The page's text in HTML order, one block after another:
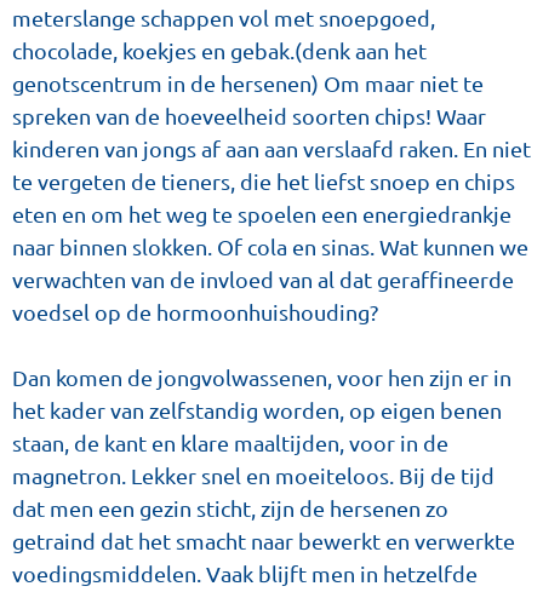
meterslange schappen vol met snoepgoed,
chocolade, koekjes en gebak.(denk aan het
genotscentrum in de hersenen) Om maar niet te
spreken van de hoeveelheid soorten chips! Waar
kinderen van jongs af aan aan verslaafd raken. En niet
te vergeten de tieners, die het liefst snoep en chips
eten en om het weg te spoelen een energiedrankje
naar binnen slokken. Of cola en sinas. Wat kunnen we
verwachten van de invloed van al dat geraffineerde
voedsel op de hormoonhuishouding?
Dan komen de jongvolwassenen, voor hen zijn er in
het kader van zelfstandig worden, op eigen benen
staan, de kant en klare maaltijden, voor in de
magnetron. Lekker snel en moeiteloos. Bij de tijd
dat men een gezin sticht, zijn de hersenen zo
getraind dat het smacht naar bewerkt en verwerkte
voedingsmiddelen. Vaak blijft men in hetzelfde